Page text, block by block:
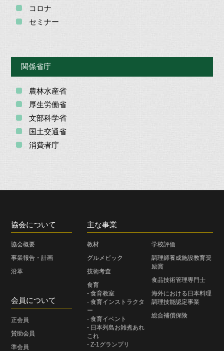
コロナ
セミナー
関係省庁
農林水産省
厚生労働省
文部科学省
国土交通省
消費者庁
協会について
協会概要
事業報告・計画
沿革
会員について
正会員
賛助会員
準会員
主な事業
教材
グルメピック
技術考査
食育
- 食育教室
- 食育インストラクタ
ー
- 食育イベント
- 日本列島お雑煮あれ
これ
- Z-1グランプリ
学校評価
調理師養成施設教育奨
励賞
食品技術管理専門士
海外における日本料理
調理技能認定事業
総合補償保険